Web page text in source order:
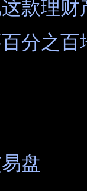
款理财
分之百
盘